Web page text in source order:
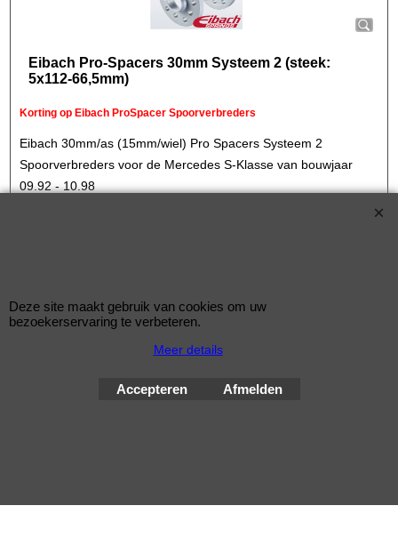
Eibach Pro-Spacers 30mm Systeem 2 (steek:
5x112-66,5mm)
Korting op Eibach ProSpacer Spoorverbreders
Eibach 30mm/as (15mm/wiel) Pro Spacers Systeem 2
Spoorverbreders voor de Mercedes S-Klasse van bouwjaar
09.92 - 10.98
Standaard schroefdraad is M14x1,5
2026 sinds 1998
Deze site maakt gebruik van cookies om uw
bezoekerservaring te verbeteren.
Meer details
Accepteren Afmelden